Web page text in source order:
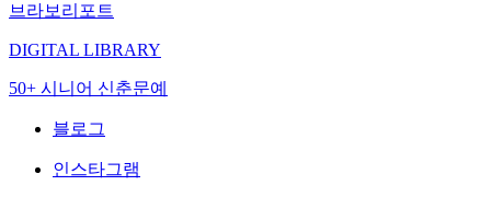
브라보리포트
DIGITAL LIBRARY
50+ 시니어 신춘문예
블로그
인스타그램